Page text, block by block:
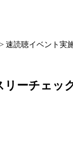
> 速読聴イベント実
ーチェッ